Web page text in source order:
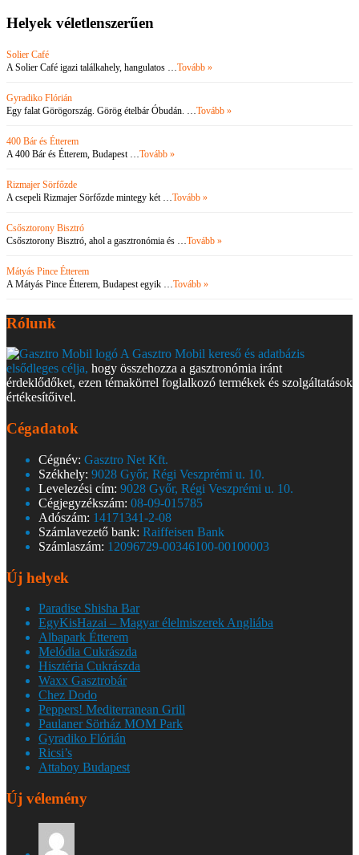
Helyek véletlenszerűen
Solier Café
A Solier Café igazi találkahely, hangulatos …Tovább »
Gyradiko Flórián
Egy falat Görögország. Görög ételbár Óbudán. …Tovább »
400 Bár és Étterem
A 400 Bár és Étterem, Budapest …Tovább »
Rizmajer Sörfőzde
A csepeli Rizmajer Sörfőzde mintegy két …Tovább »
Csősztorony Bisztró
Csősztorony Bisztró, ahol a gasztronómia és …Tovább »
Mátyás Pince Étterem
A Mátyás Pince Étterem, Budapest egyik …Tovább »
Rólunk
A Gasztro Mobil kereső és adatbázis
elsődleges célja, hogy összehozza a gasztronómia iránt
érdeklődőket, ezen témakörrel foglalkozó termékek és szolgáltatások
értékesítőivel.
Cégadatok
Cégnév: Gasztro Net Kft.
Székhely: 9028 Győr, Régi Veszprémi u. 10.
Levelezési cím: 9028 Győr, Régi Veszprémi u. 10.
Cégjegyzékszám: 08-09-015785
Adószám: 14171341-2-08
Számlavezető bank: Raiffeisen Bank
Számlaszám: 12096729-00346100-00100003
Új helyek
Paradise Shisha Bar
EgyKisHazai – Magyar élelmiszerek Angliába
Albapark Étterem
Melódia Cukrászda
Hisztéria Cukrászda
Waxx Gasztrobár
Chez Dodo
Peppers! Mediterranean Grill
Paulaner Sörház MOM Park
Gyradiko Flórián
Ricsi’s
Attaboy Budapest
Új vélemény